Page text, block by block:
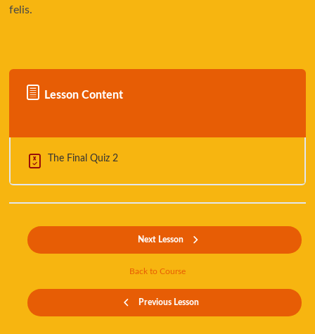
felis.
Lesson Content
The Final Quiz 2
Previous Lesson
Back to Course
Next Lesson